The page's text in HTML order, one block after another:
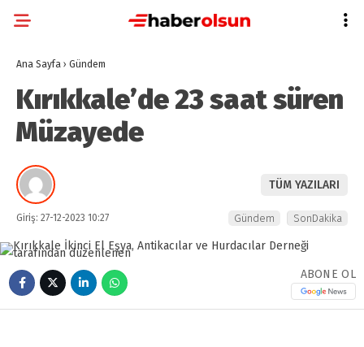
Ana Sayfa › Gündem
Kırıkkale’de 23 saat süren
Müzayede
TÜM YAZILARI
Giriş: 27-12-2023 10:27 Gündem SonDakika
ABONE OL